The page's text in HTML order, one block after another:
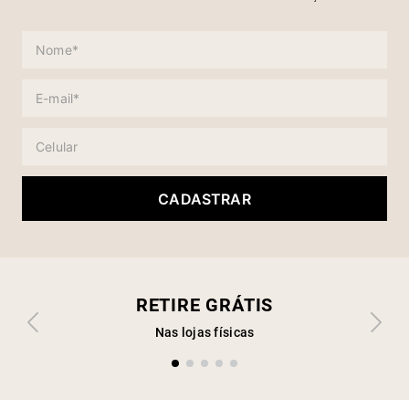
CADASTRAR
RETIRE GRÁTIS
Nas lojas físicas